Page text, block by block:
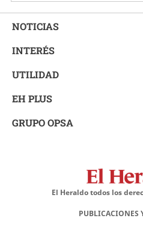
NOTICIAS
INTERÉS
UTILIDAD
EH PLUS
GRUPO OPSA
El Heraldo todos los
PUBLICACIONES